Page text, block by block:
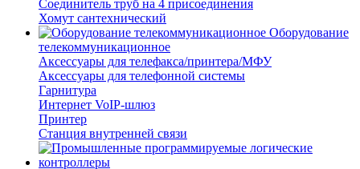
Соединитель труб на 4 присоединения
Хомут сантехнический
Оборудование
телекоммуникационное
Аксессуары для телефакса/принтера/МФУ
Аксессуары для телефонной системы
Гарнитура
Интернет VoIP-шлюз
Принтер
Станция внутренней связи